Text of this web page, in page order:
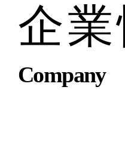
企業
Company